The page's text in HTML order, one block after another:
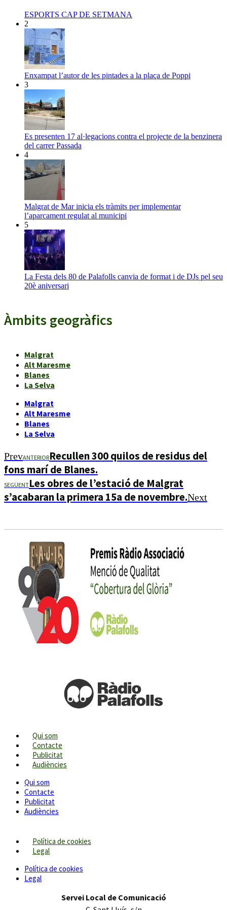
ESPORTS CAP DE SETMANA
2
Enxampat l’autor de les pintades a la plaça de Poppi
3
Es presenten 17 al·legacions contra el projecte de la benzinera
del carrer Passada
4
Malgrat de Mar inicia els tràmits per implementar
l’aparcament regulat al municipi
5
La Festa dels 80 de Palafolls canvia de format i de DJs pel seu
20è aniversari
Àmbits geogràfics
Malgrat
Alt Maresme
Blanes
La Selva
Malgrat
Alt Maresme
Blanes
La Selva
PrevANTERIORRecullen 300 quilos de residus del
fons marí de Blanes.
SEGÜENTLes obres de l’estació de Malgrat
s’acabaran la primera 15a de novembre.Next
Qui som
Contacte
Publicitat
Audiències
Qui som
Contacte
Publicitat
Audiències
Política de cookies
Legal
Política de cookies
Legal
Servei Local de Comunicació